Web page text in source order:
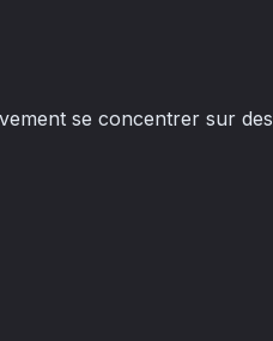
se concentrer sur des